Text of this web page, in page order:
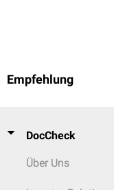
Empfehlung
DocCheck
Über Uns